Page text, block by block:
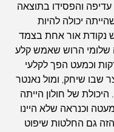
עדיפה והפסידו בתוצאה
91:77 שהייתה יכולה להיות
נקודת אור אחת בצמד
שלומי הרוש שאמש קלע
נקודות ב-15 דקות וכמעט הפך לקלעי
שבו שיחק, ומול נאנטר
דקות. היכולת של חולון הייתה
וכנראה שלא היינו
גם החלטות שיפוט